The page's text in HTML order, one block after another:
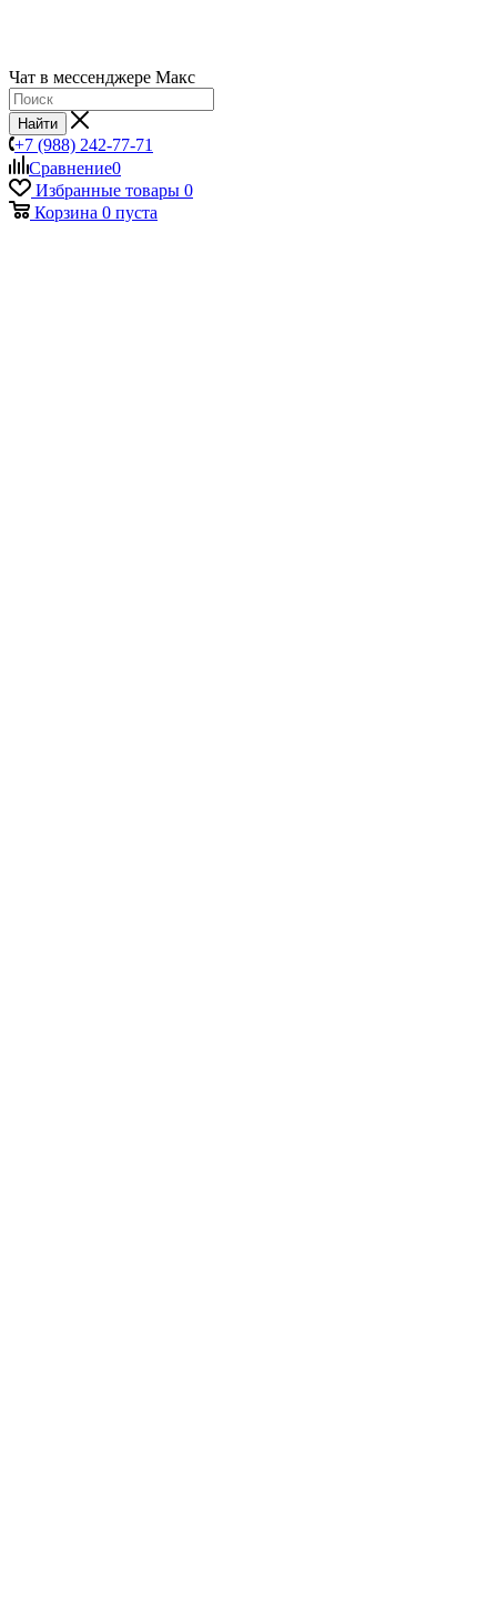
Чат в мессенджере Макс
Найти
+7 (988) 242-77-71
Сравнение0
Избранные товары 0
Корзина 0 пуста